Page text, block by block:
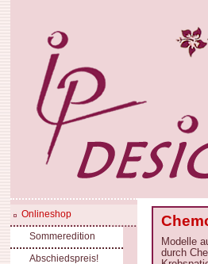
Onlineshop
Sommeredition
Abschiedspreis!
Modelle
durch